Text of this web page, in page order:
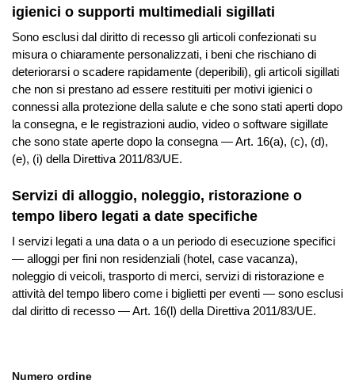
igienici o supporti multimediali sigillati
Sono esclusi dal diritto di recesso gli articoli confezionati su
misura o chiaramente personalizzati, i beni che rischiano di
deteriorarsi o scadere rapidamente (deperibili), gli articoli sigillati
che non si prestano ad essere restituiti per motivi igienici o
connessi alla protezione della salute e che sono stati aperti dopo
la consegna, e le registrazioni audio, video o software sigillate
che sono state aperte dopo la consegna — Art. 16(a), (c), (d),
(e), (i) della Direttiva 2011/83/UE.
Servizi di alloggio, noleggio, ristorazione o
tempo libero legati a date specifiche
I servizi legati a una data o a un periodo di esecuzione specifici
— alloggi per fini non residenziali (hotel, case vacanza),
noleggio di veicoli, trasporto di merci, servizi di ristorazione e
attività del tempo libero come i biglietti per eventi — sono esclusi
dal diritto di recesso — Art. 16(l) della Direttiva 2011/83/UE.
Numero ordine